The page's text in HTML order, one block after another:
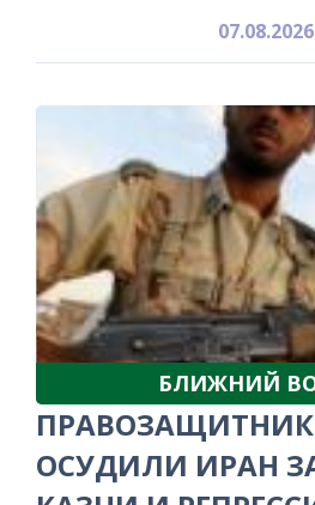
07.08.2026
БЛИЖНИЙ
ОСУДИЛИ ИРАН